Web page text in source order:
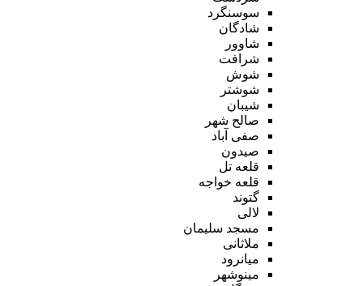
سوسنگرد
شادگان
شاوور
شرافت
شوش
شوشتر
شیبان
صالح شهر
صفی آباد
صیدون
قلعه تل
قلعه خواجه
گتوند
لالی
مسجد سلیمان
ملاثانی
میانرود
مینوشهر